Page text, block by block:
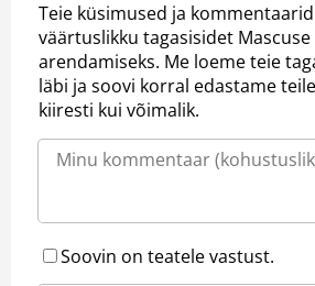
Teie küsimused ja
väärtuslikku tagasisidet
arendamiseks. Me loeme teie
läbi ja soovi korral edastame
kiiresti kui võimalik.
Soovin on teatele vastust.